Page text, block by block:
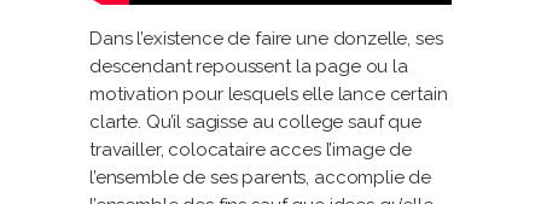
Dans l’existence de faire une donzelle, ses
descendant repoussent la page ou la
motivation pour lesquels elle lance certain
clarte. Qu’il sagisse au college sauf que
travailler, colocataire acces l’image de
l’ensemble de ses parents, accomplie de